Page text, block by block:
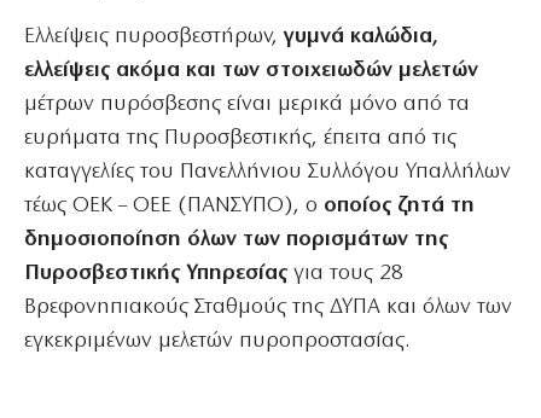
Ελλείψεις πυροσβεστήρων, γυμνά καλώδια,
ελλείψεις ακόμα και των στοιχειωδών μελετών
μέτρων πυρόσβεσης είναι μερικά μόνο από τα
ευρήματα της Πυροσβεστικής, έπειτα από τις
καταγγελίες του Πανελλήνιου Συλλόγου Υπαλλήλων
τέως ΟΕΚ – ΟΕΕ (ΠΑΝΣΥΠΟ), ο οποίος ζητά τη
δημοσιοποίηση όλων των πορισμάτων της
Πυροσβεστικής Υπηρεσίας για τους 28
Βρεφονηπιακούς Σταθμούς της ΔΥΠΑ και όλων των
εγκεκριμένων μελετών πυροπροστασίας.